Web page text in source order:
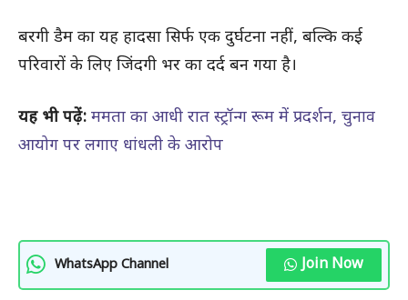
बरगी डैम का यह हादसा सिर्फ एक दुर्घटना नहीं, बल्कि कई
परिवारों के लिए जिंदगी भर का दर्द बन गया है।
यह भी पढ़ें: ममता का आधी रात स्ट्रॉन्ग रूम में प्रदर्शन, चुनाव
आयोग पर लगाए धांधली के आरोप
WhatsApp Channel Join Now